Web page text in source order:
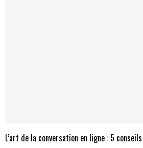
L’art de la conversation en ligne : 5